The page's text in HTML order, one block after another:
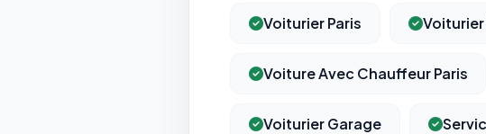
Voiturier Paris Voiturier
Voiture Avec Chauffeur Paris
Voiturier Garage